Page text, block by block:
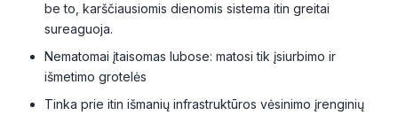
be to, karščiausiomis dienomis sistema itin greitai
sureaguoja.
Nematomai įtaisomas lubose: matosi tik įsiurbimo ir
išmetimo grotelės
Tinka prie itin išmanių infrastruktūros vėsinimo įrenginių